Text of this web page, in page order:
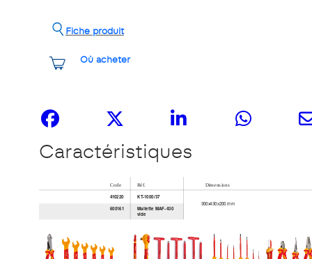
Où acheter
Fiche produit
Caractéristiques